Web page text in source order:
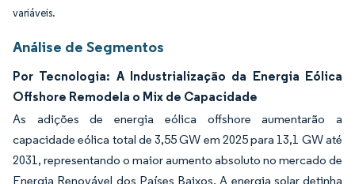
variáveis.
Análise de Segmentos
Por Tecnologia: A Industrialização da Energia Eólica
Offshore Remodela o Mix de Capacidade
As adições de energia eólica offshore aumentarão a
capacidade eólica total de 3,55 GW em 2025 para 13,1 GW até
2031, representando o maior aumento absoluto no mercado de
Energia Renovável dos Países Baixos. A energia solar detinha